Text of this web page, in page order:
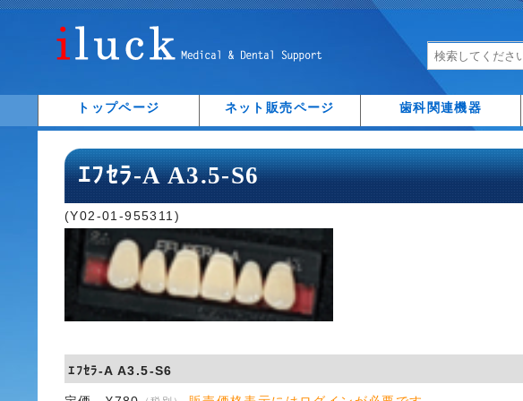
トップページ ネット販売ページ 歯科関連機器
ｴﾌｾﾗ-A A3.5-S6
(Y02-01-955311)
ｴﾌｾﾗ-A A3.5-S6